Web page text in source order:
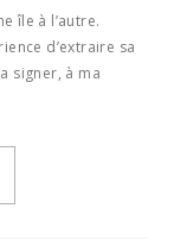
île à l’autre.
d’extraire sa
signer, à ma